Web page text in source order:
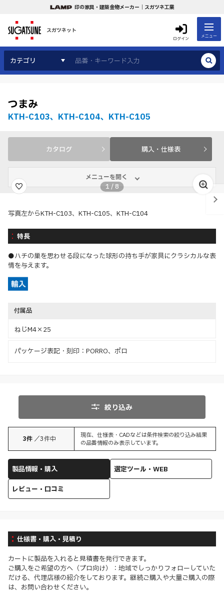
印の家具・建築金物メーカー｜スガツネ工業
スガツネット
ログイン メニュー
カテゴリ
つまみ
KTH-C103、KTH-C104、KTH-C105
カタログ 購入・仕様表
メニューを開く
1 / 8
写真左からKTH-C103、KTH-C105、KTH-C104
特長
●ハチの巣を思わせる段になった球形の持ち手が家具にクラシカルな表
情を与えます。
付属品
ねじM4×25
パッケージ表記・刻印：PORRO、ポロ
絞り込み
3件 ／3件中
現在、仕様表・CADなどは条件検索の絞り込み結果
の品番情報のみ表示しています。
製品情報・購入
選定ツール・WEB
レビュー・口コミ
仕様書・購入・見積り
カートに製品を入れると見積書を発行できます。
ご購入をご希望の方へ（プロ向け）：地域でしっかりフォローしていた
だける、代理店様の紹介をしております。継続ご購入や大量ご購入の際
は、お問い合わせください。